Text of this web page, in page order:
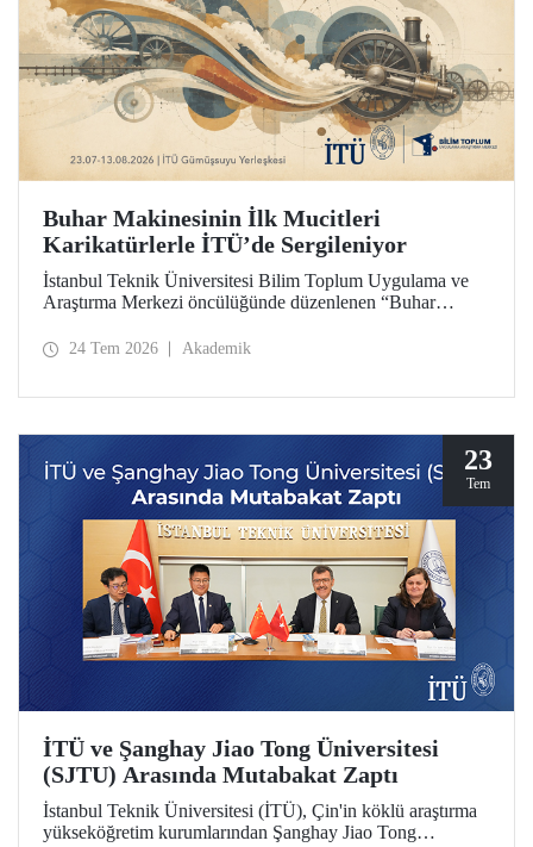
Buhar Makinesinin İlk Mucitleri
Karikatürlerle İTÜ’de Sergileniyor
İstanbul Teknik Üniversitesi Bilim Toplum Uygulama ve
Araştırma Merkezi öncülüğünde düzenlenen “Buhar
Necmettin Erbakan Gümüşsuyu Yerleşkesi’nde
24 Tem 2026 Akademik
23
Tem
İTÜ ve Şanghay Jiao Tong Üniversitesi
(SJTU) Arasında Mutabakat Zaptı
İstanbul Teknik Üniversitesi (İTÜ), Çin'in köklü araştırma
yükseköğretim kurumlarından Şanghay Jiao Tong